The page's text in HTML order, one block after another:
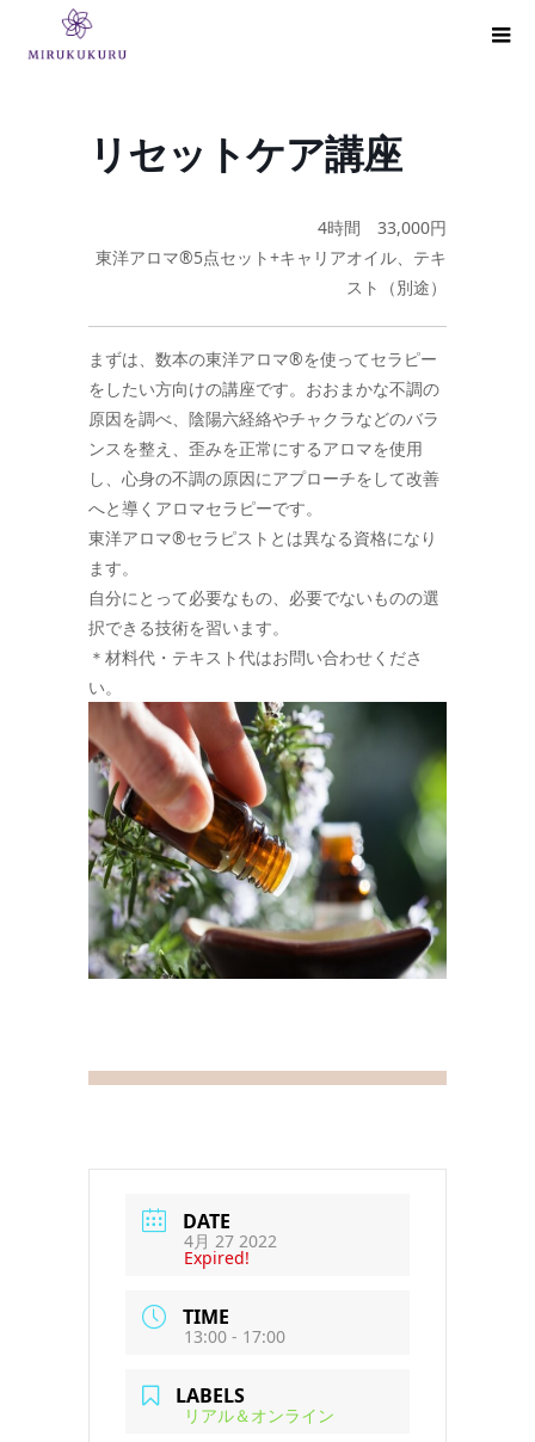
リセットケア講座
4時間 33,000円
東洋アロマ®5点セット+キャリアオイル、テキ
スト（別途）
まずは、数本の東洋アロマ®を使ってセラピー
をしたい方向けの講座です。おおまかな不調の
原因を調べ、陰陽六経絡やチャクラなどのバラ
ンスを整え、歪みを正常にするアロマを使用
し、心身の不調の原因にアプローチをして改善
へと導くアロマセラピーです。
東洋アロマ®セラピストとは異なる資格になり
ます。
自分にとって必要なもの、必要でないものの選
択できる技術を習います。
＊材料代・テキスト代はお問い合わせくださ
い。
DATE
4月 27 2022
Expired!
TIME
13:00 - 17:00
LABELS
リアル＆オンライン